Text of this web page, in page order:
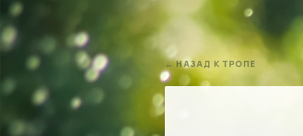
← НАЗАД К ТРОПЕ